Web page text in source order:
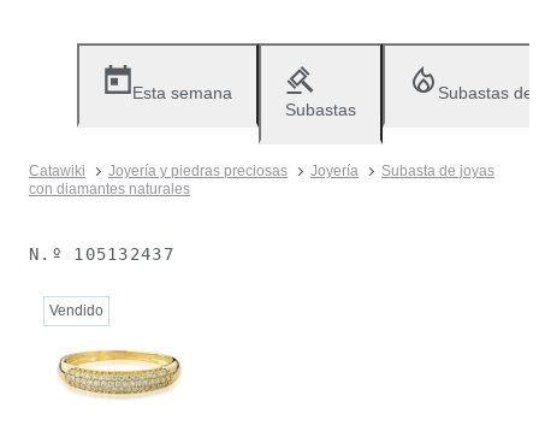
Esta semana
Subastas
Subastas
Catawiki Joyería y piedras preciosas Joyería
Subasta de joyas
con diamantes naturales
N.º 105132437
Vendido